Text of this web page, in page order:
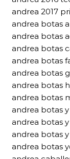
andrea 2017
andrea botas
andrea botas
andrea botas
andrea botas
andrea botas
andrea botas
andrea botas
andrea botas
andrea botas
andrea botas
andrea botas